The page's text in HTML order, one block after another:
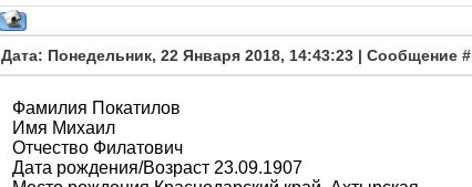
Дата: Понедельник, 22 Января 2018, 14:43:23 | Сообщение #
Фамилия Покатилов
Имя Михаил
Отчество Филатович
Дата рождения/Возраст 23.09.1907